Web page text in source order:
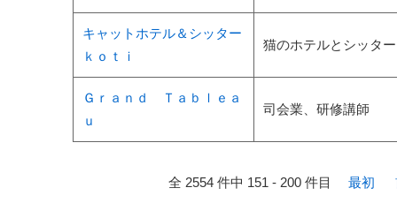
キャットホテル＆シッター
ｋｏｔｉ
猫のホテルとシッター
Ｇｒａｎｄ Ｔａｂｌｅａ
ｕ
司会業、研修講師
全 2554 件中 151 - 200 件目 最初